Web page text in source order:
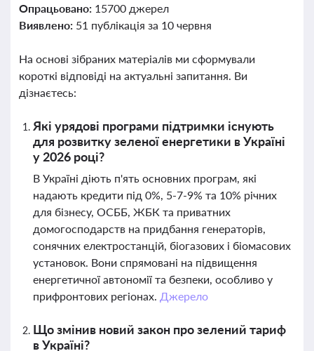
Опрацьовано: 15700 джерел
Виявлено: 51 публікація за 10 червня
На основі зібраних матеріалів ми сформували
короткі відповіді на актуальні запитання. Ви
дізнаєтесь:
Які урядові програми підтримки існують
для розвитку зеленої енергетики в Україні
у 2026 році?
В Україні діють п'ять основних програм, які
надають кредити під 0%, 5-7-9% та 10% річних
для бізнесу, ОСББ, ЖБК та приватних
домогосподарств на придбання генераторів,
сонячних електростанцій, біогазових і біомасових
установок. Вони спрямовані на підвищення
енергетичної автономії та безпеки, особливо у
прифронтових регіонах. Джерело
Що змінив новий закон про зелений тариф
в Україні?